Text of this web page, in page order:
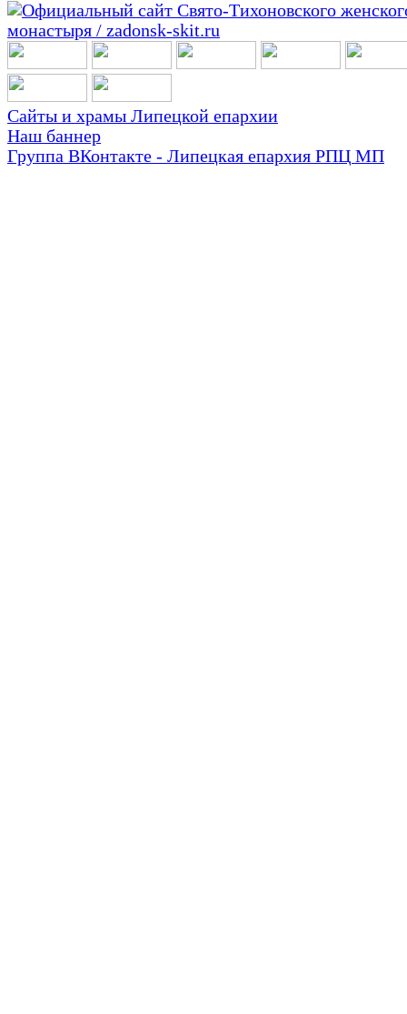
Сайты и храмы Липецкой епархии
Наш баннер
Группа ВКонтакте - Липецкая епархия РПЦ МП